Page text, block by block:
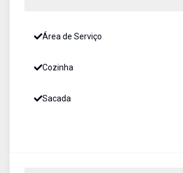
Área de Serviço
Cozinha
Sacada